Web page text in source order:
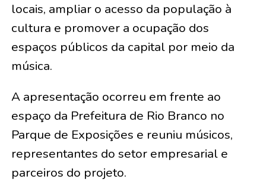
locais, ampliar o acesso da população à
cultura e promover a ocupação dos
espaços públicos da capital por meio da
música.
A apresentação ocorreu em frente ao
espaço da Prefeitura de Rio Branco no
Parque de Exposições e reuniu músicos,
representantes do setor empresarial e
parceiros do projeto.